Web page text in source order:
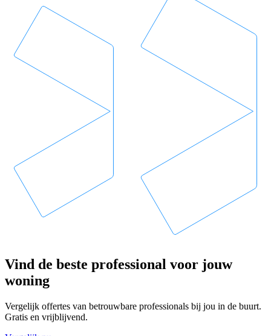
Vind de beste professional voor jouw
woning
Vergelijk offertes van betrouwbare professionals bij jou in de buurt.
Gratis en vrijblijvend.